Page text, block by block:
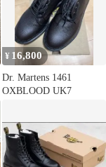
¥ 16,800
Dr. Martens 1461
OXBLOOD UK7